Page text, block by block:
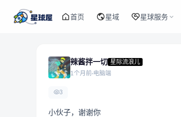
首页 星域 星球服务
辣酱拌一切 星际流浪儿
1个月前 电脑端
3
小伙子，谢谢你